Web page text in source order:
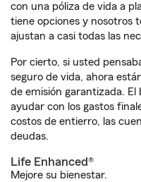
con una póliza de vida a
tiene opciones y nosotros
ajustan a casi todas las
Por cierto, si usted
seguro de vida, ahora
de emisión garantizada.
ayudar con los gastos
costos de entierro, las
deudas.
Life Enhanced®
Mejore su bienestar.